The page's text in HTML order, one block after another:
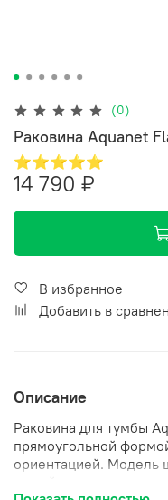
(0)
Раковина Aquanet
⭐⭐⭐⭐⭐
14 790 ₽
В избранное
Добавить в
Описание
Раковина для тумбы
прямоугольной
ориентацией. Модель